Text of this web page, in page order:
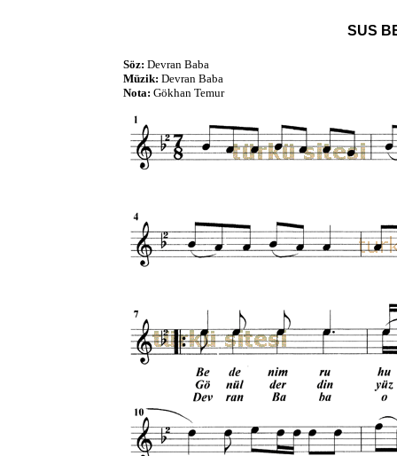
SUS
Söz: Devran Baba
Müzik: Devran Baba
Nota: Gökhan Temur